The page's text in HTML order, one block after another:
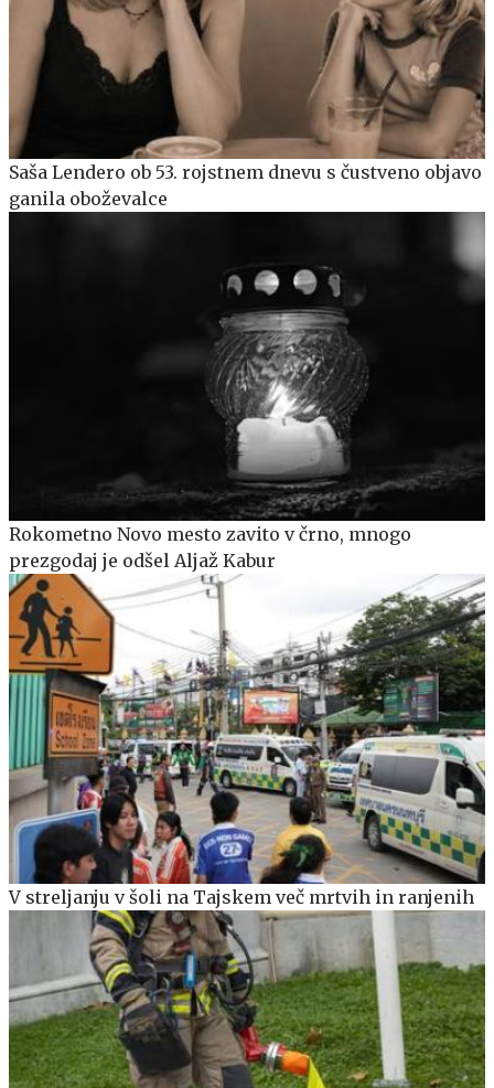
Saša Lendero ob 53. rojstnem dnevu s čustveno objavo
ganila oboževalce
Rokometno Novo mesto zavito v črno, mnogo
prezgodaj je odšel Aljaž Kabur
V streljanju v šoli na Tajskem več mrtvih in ranjenih